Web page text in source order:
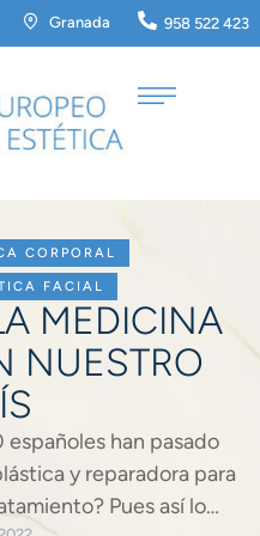
Granada 958 522 423
CORPORAL
FACIAL
MEDICINA
NUESTRO
españoles han pasado
y reparadora para
Pues así lo